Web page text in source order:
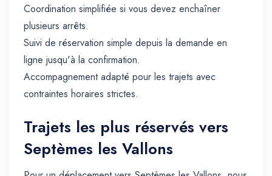
Coordination simplifiée si vous devez enchaîner
plusieurs arrêts.
Suivi de réservation simple depuis la demande en
ligne jusqu'à la confirmation.
Accompagnement adapté pour les trajets avec
contraintes horaires strictes.
Trajets les plus réservés vers
Septèmes les Vallons